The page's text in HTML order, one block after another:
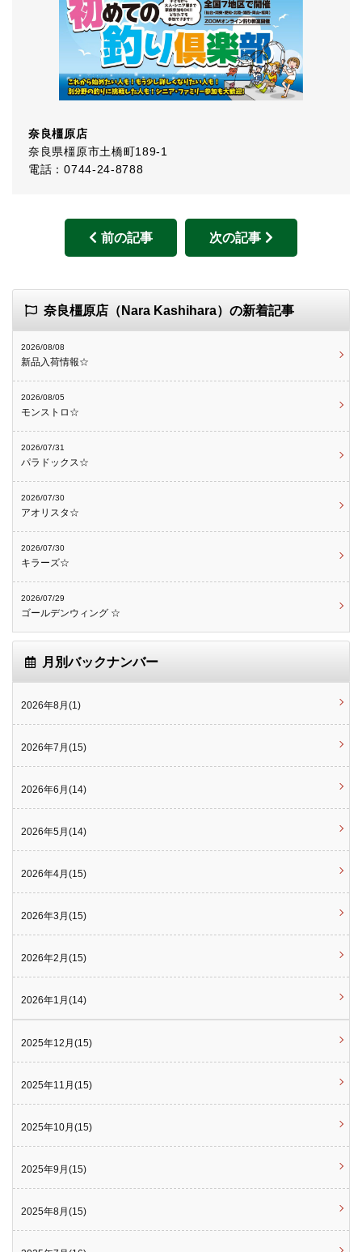
奈良橿原店
奈良県橿原市土橋町189-1
電話：0744-24-8788
前の記事 次の記事
奈良橿原店（Nara Kashihara）の新着記事
2026/08/08
新品入荷情報☆
2026/08/05
モンストロ☆
2026/07/31
パラドックス☆
2026/07/30
アオリスタ☆
2026/07/30
キラーズ☆
2026/07/29
ゴールデンウィング ☆
月別バックナンバー
2026年8月(1)
2026年7月(15)
2026年6月(14)
2026年5月(14)
2026年4月(15)
2026年3月(15)
2026年2月(15)
2026年1月(14)
2025年12月(15)
2025年11月(15)
2025年10月(15)
2025年9月(15)
2025年8月(15)